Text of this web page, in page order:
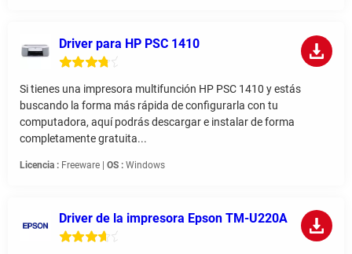
Driver para HP PSC 1410
Si tienes una impresora multifunción HP PSC 1410 y estás
buscando la forma más rápida de configurarla con tu
computadora, aquí podrás descargar e instalar de forma
completamente gratuita...
Licencia : Freeware | OS : Windows
Driver de la impresora Epson TM-U220A